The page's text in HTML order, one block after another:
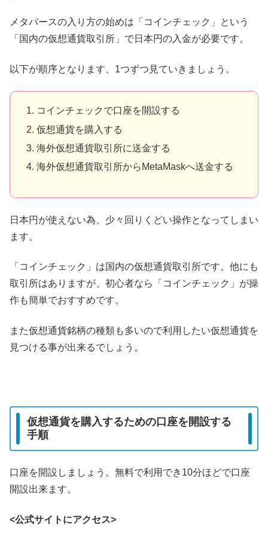
メタバースの入り方の始めは「コインチェック」という
「国内の仮想通貨取引所」で日本円の入金が必要です。
以下が順序となります、1つずつ見ていきましょう。
コインチェックで口座を開設する
仮想通貨を購入する
海外仮想通貨取引所に送金する
海外仮想通貨取引所からMetaMaskへ送金する
日本円が使えない為、少々回りくどい操作となってしまい
ます。
「コインチェック」は国内の仮想通貨取引所です。他にも
取引所はありますが、初心者なら「コインチェック」が操
作も簡単でおすすめです。
また仮想通貨銘柄の種類も多いので利用したい仮想通貨を
見つける事が出来るでしょう。
仮想通貨を購入するための口座を開設する
手順
口座を開設しましょう。無料で利用でき10分ほどで口座
開設出来ます。
<公式サイトにアクセス>